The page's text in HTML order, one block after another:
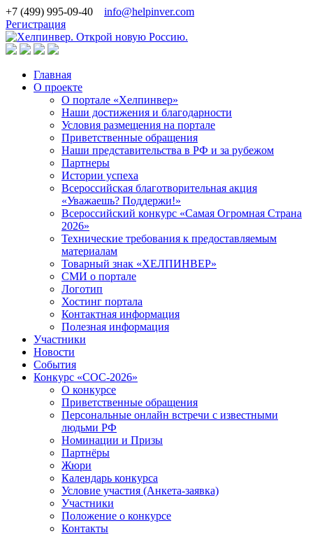
+7 (499) 995-09-40
info@helpinver.com
Регистрация
Главная
О проекте
О портале «Хелпинвер»
Наши достижения и благодарности
Условия размещения на портале
Приветственные обращения
Наши представительства в РФ и за рубежом
Партнеры
Истории успеха
Всероссийская благотворительная акция
«Уважаешь? Поддержи!»
Всероссийский конкурс «Самая Огромная Страна
2026»
Технические требования к предоставляемым
материалам
Товарный знак «ХЕЛПИНВЕР»
СМИ о портале
Логотип
Хостинг портала
Контактная информация
Полезная информация
Участники
Новости
События
Конкурс «СОС-2026»
О конкурсе
Приветственные обращения
Персональные онлайн встречи с известными
людьми РФ
Номинации и Призы
Партнёры
Жюри
Календарь конкурса
Условие участия (Анкета-заявка)
Участники
Положение о конкурсе
Контакты